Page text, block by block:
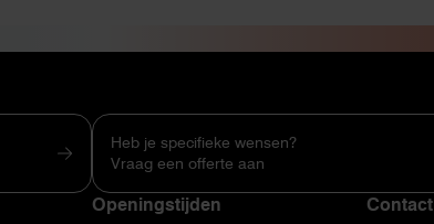
Heb je specifieke wensen?
Vraag een offerte aan
Openingstijden Contact